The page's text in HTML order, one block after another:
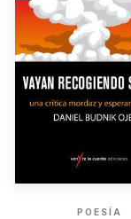
POESÍA